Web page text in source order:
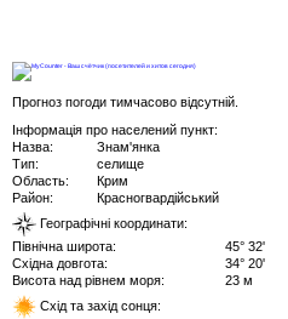
Прогноз погоди тимчасово відсутній.
Інформація про населений пункт:
Назва:
Знам'янка
Тип:
селище
Область:
Крим
Район:
Красногвардійський
Географічні координати:
Північна широта:
45° 32'
Східна довгота:
34° 20'
Висота над рівнем моря:
23 м
Схід та захід сонця: